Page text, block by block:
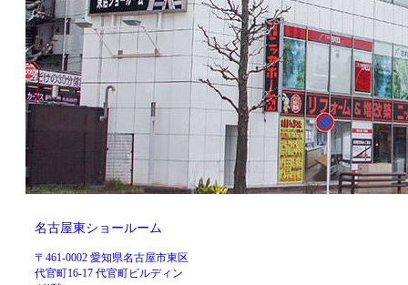
名古屋東ショールーム
〒461-0002 愛知県名古屋市東区
代官町16-17 代官町ビルディン